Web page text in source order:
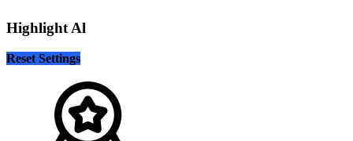
Highlight Al
Reset Settings